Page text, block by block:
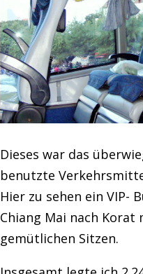
Dieses war das
benutzte
Hier zu sehen ein VIP-
Chiang Mai nach Korat
gemütlichen Sitzen.